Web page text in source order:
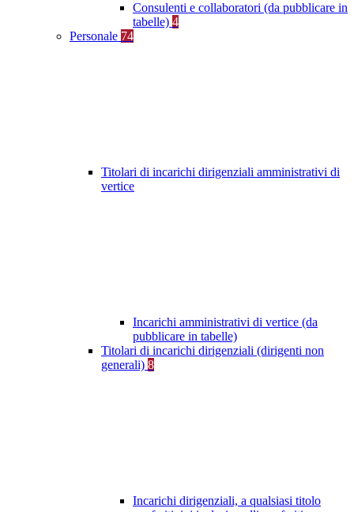
Consulenti e collaboratori (da pubblicare in
tabelle) 4
Personale 74
Titolari di incarichi dirigenziali amministrativi di
vertice
Incarichi amministrativi di vertice (da
pubblicare in tabelle)
Titolari di incarichi dirigenziali (dirigenti non
generali) 8
Incarichi dirigenziali, a qualsiasi titolo